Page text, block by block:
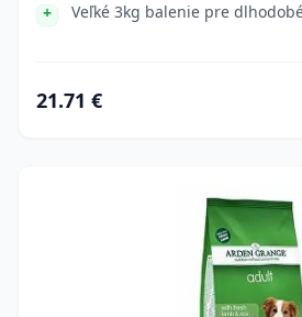
Veľké 3kg balenie pre
21.71 €